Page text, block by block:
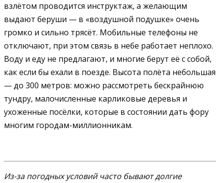
взлётом проводится инструктаж, а желающим
выдают беруши — в «воздушной подушке» очень
громко и сильно трясёт. Мобильные телефоны не
отключают, при этом связь в небе работает неплохо.
Воду и еду не предлагают, и многие берут её с собой,
как если бы ехали в поезде. Высота полёта небольшая
— до 300 метров: можно рассмотреть бескрайнюю
тундру, малочисленные карликовые деревья и
ухоженные посёлки, которые в состоянии дать фору
многим городам-миллионникам.
Из-за погодных условий часто бывают долгие